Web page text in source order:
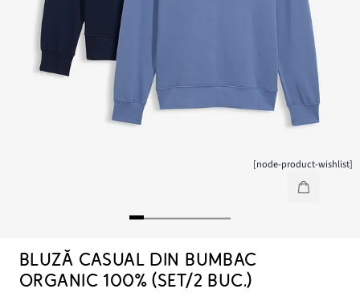
[node-product-wishlist]
BLUZĂ CASUAL DIN BUMBAC
ORGANIC 100% (SET/2 BUC.)